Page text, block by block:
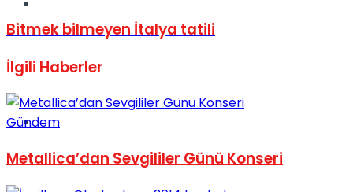
Sinema
Bitmek bilmeyen İtalya tatili
İlgili Haberler
Gündem
Metallica’dan Sevgililer Günü Konseri